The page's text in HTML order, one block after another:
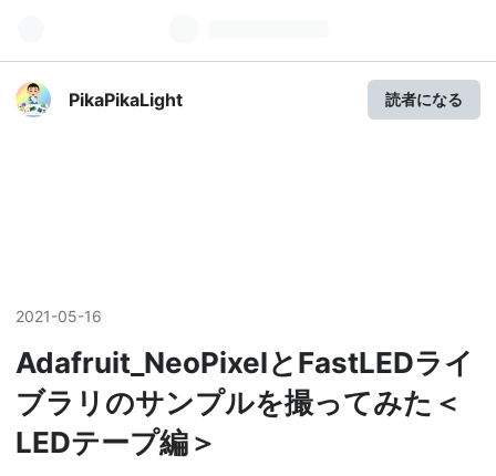
PikaPikaLight 読者になる
2021-05-16
Adafruit_NeoPixelとFastLEDライ
ブラリのサンプルを撮ってみた＜
LEDテープ編＞